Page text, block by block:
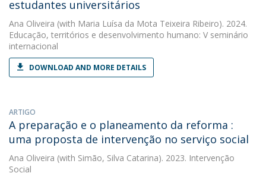
estudantes universitários
Ana Oliveira (with Maria Luísa da Mota Teixeira Ribeiro). 2024.
Educação, territórios e desenvolvimento humano: V seminário
internacional
DOWNLOAD AND MORE DETAILS
ARTIGO
A preparação e o planeamento da reforma :
uma proposta de intervenção no serviço social
Ana Oliveira (with Simão, Silva Catarina). 2023. Intervenção
Social